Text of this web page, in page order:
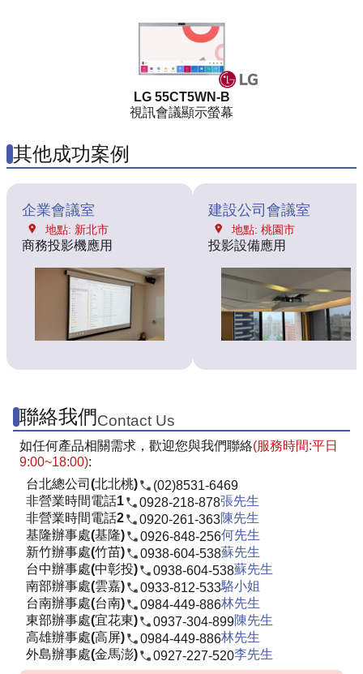
LG 55CT5WN-B
視訊會議顯示螢幕
其他成功案例
企業會議室
地點: 新北市
商務投影機應用
建設公司會議室
地點: 桃園市
投影設備應用
聯絡我們Contact Us
如任何產品相關需求，歡迎您與我們聯絡(服務時間:平日
9:00~18:00):
台北總公司(北北桃)
(02)8531-6469
非營業時間電話1
0928-218-878張先生
非營業時間電話2
0920-261-363陳先生
基隆辦事處(基隆)
0926-848-256何先生
新竹辦事處(竹苗)
0938-604-538蘇先生
台中辦事處(中彰投)
0938-604-538蘇先生
南部辦事處(雲嘉)
0933-812-533駱小姐
台南辦事處(台南)
0984-449-886林先生
東部辦事處(宜花東)
0937-304-899陳先生
高雄辦事處(高屏)
0984-449-886林先生
外島辦事處(金馬澎)
0927-227-520李先生